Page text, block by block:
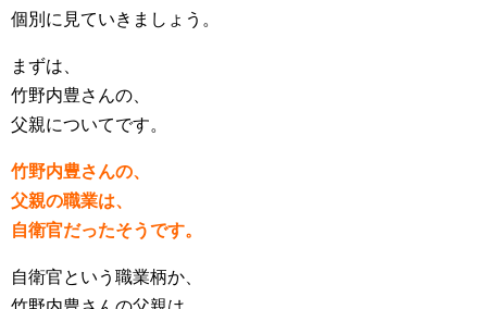
個別に見ていきましょう。
まずは、
竹野内豊さんの、
父親についてです。
竹野内豊さんの、
父親の職業は、
自衛官だったそうです。
自衛官という職業柄か、